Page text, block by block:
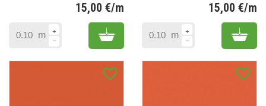
15,00 €/m
m Add to cart
15,00 €/m
m Add
favorite_border favorite_border